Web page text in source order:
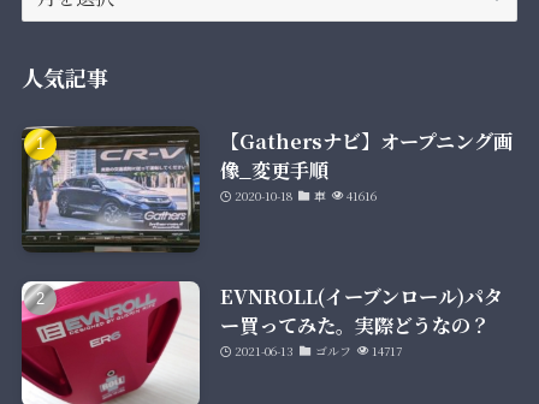
人気記事
【Gathersナビ】オープニング画
像_変更手順
2020-10-18 車 41616
EVNROLL(イーブンロール)パタ
ー買ってみた。実際どうなの？
2021-06-13 ゴルフ 14717